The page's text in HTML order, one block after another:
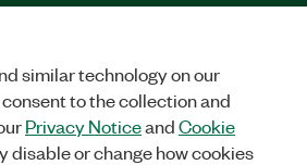
TwitterFacebook
similar technology on our
to the collection and
Privacy NoticeandCookie
disable or change how cookies